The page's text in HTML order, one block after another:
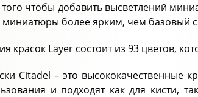
чтобы добавить высветлений
миниатюры более ярким, чем базовый
красок Layer состоит из 93 цветов,
Citadel – это высококачественные
и подходят как для кисти,